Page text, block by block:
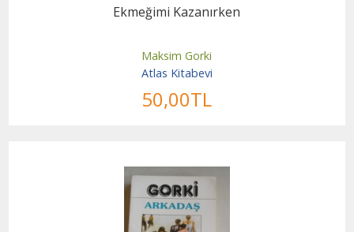
Ekmeğimi Kazanırken
Maksim Gorki
Atlas Kitabevi
50,00TL